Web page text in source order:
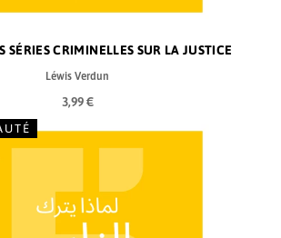
SÉRIES CRIMINELLES SUR LA JUSTICE
Léwis Verdun
3,99 €